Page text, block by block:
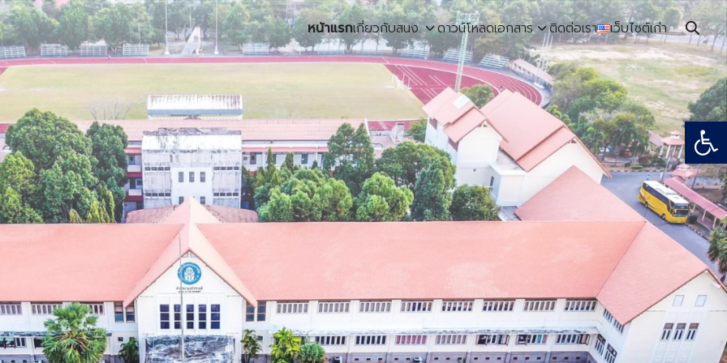
หน้าแรกเกี่ยวกับสนง. ดาวน์โหลดเอกสาร ติดต่อเรา
เว็บไซต์เก่า